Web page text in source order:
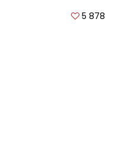
5 878